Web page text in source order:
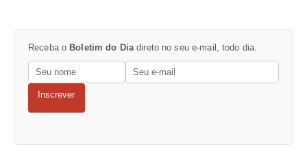
Receba o Boletim do Diadireto no seu e-mail, todo dia.
Inscrever